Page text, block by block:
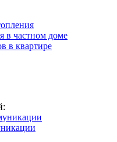
в частном доме
в квартире